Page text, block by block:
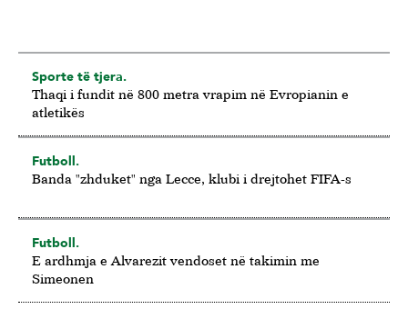
Sporte të tjera.
Thaqi i fundit në 800 metra vrapim në Evropianin e
atletikës
Futboll.
Banda "zhduket" nga Lecce, klubi i drejtohet FIFA-s
Futboll.
E ardhmja e Alvarezit vendoset në takimin me
Simeonen